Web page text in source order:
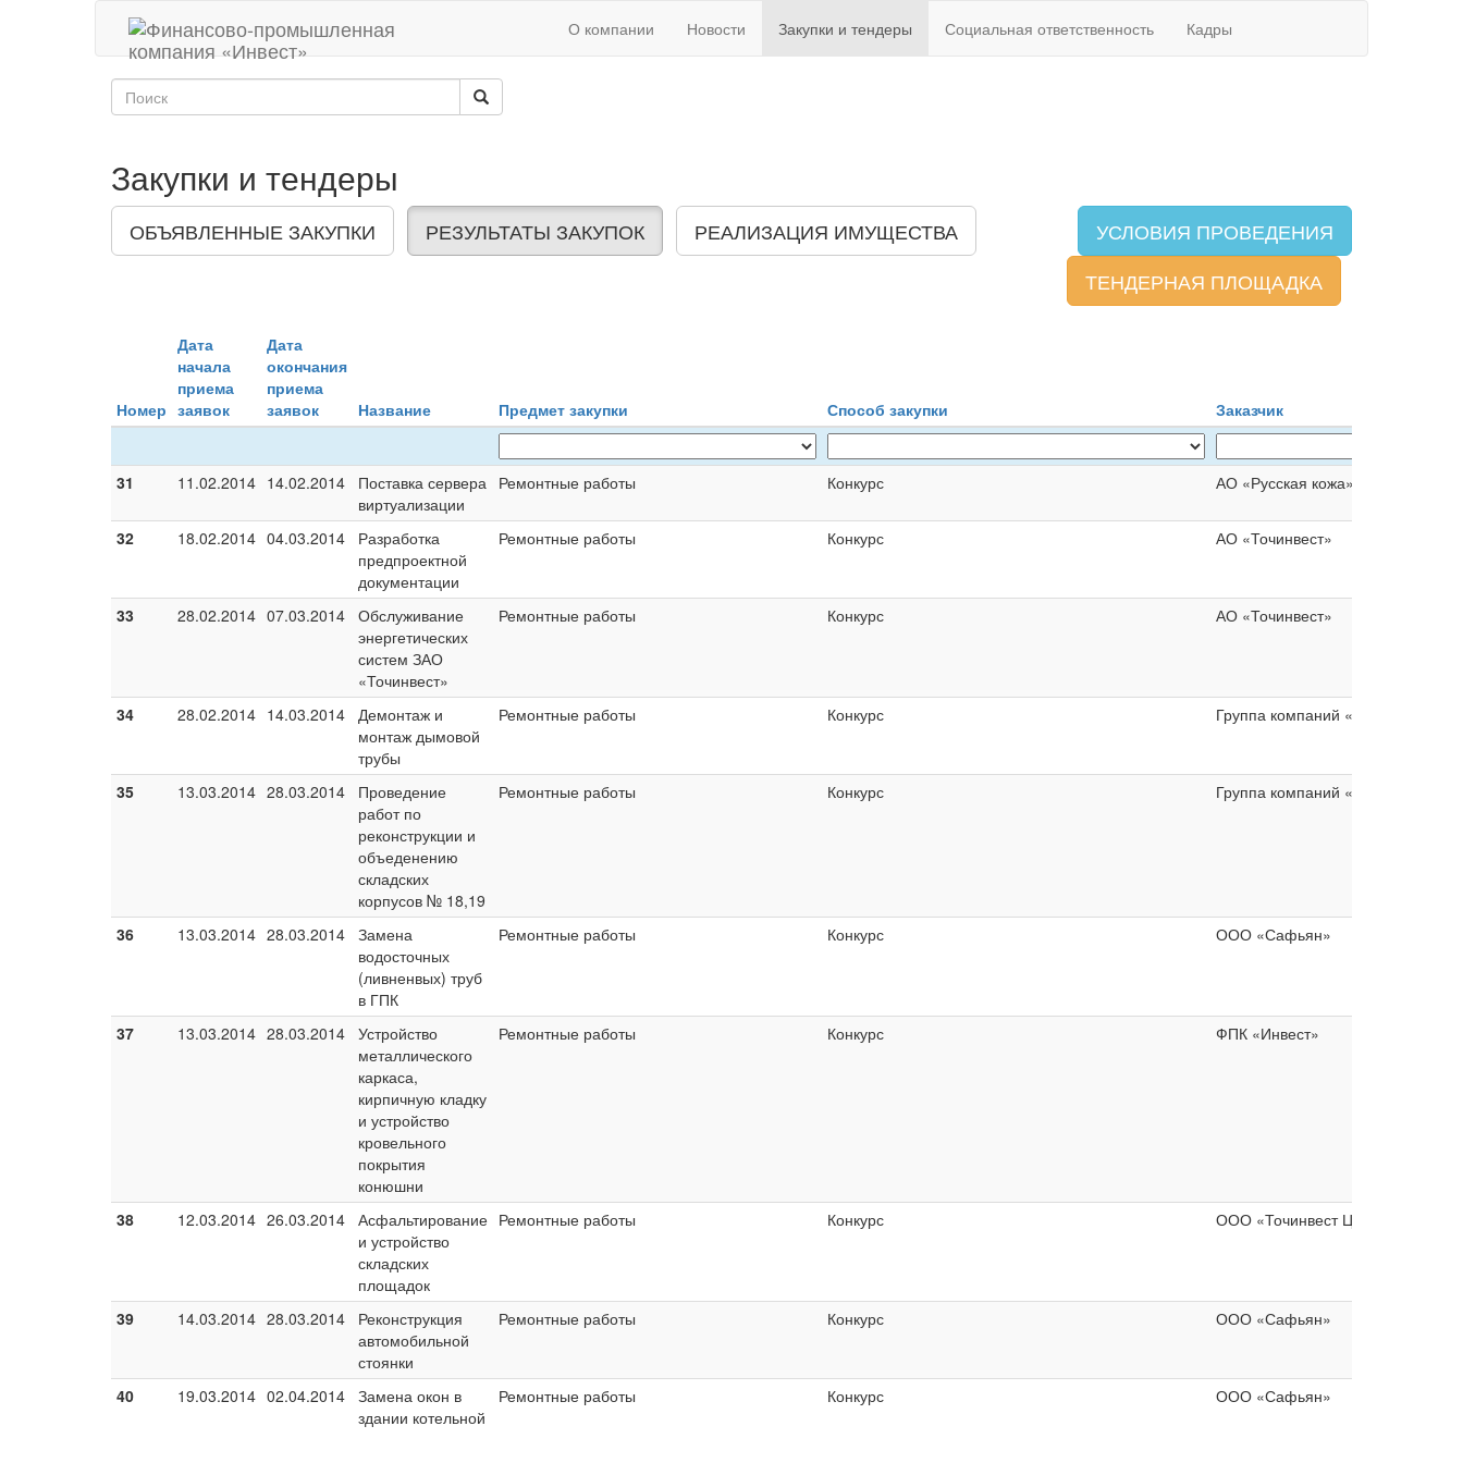
О компании Новости Закупки и тендеры Социальная ответственность Кадры
Закупки и тендеры
ОБЪЯВЛЕННЫЕ ЗАКУПКИ РЕЗУЛЬТАТЫ ЗАКУПОК РЕАЛИЗАЦИЯ ИМУЩЕСТВА
УСЛОВИЯ ПРОВЕДЕНИЯ
ТЕНДЕРНАЯ ПЛОЩАДКА
Номер
Дата
начала
приема
заявок
Дата
окончания
приема
заявок
Название Предмет закупки Способ закупки Заказчик
31 11.02.2014 14.02.2014
Поставка сервера
виртуализации
Ремонтные работы Конкурс АО «Русская кожа»
32 18.02.2014 04.03.2014
Разработка
предпроектной
документации
Ремонтные работы Конкурс АО «Точинвест»
33 28.02.2014 07.03.2014 Обслуживание
энергетических
систем ЗАО
«Точинвест»
Ремонтные работы Конкурс АО «Точинвест»
34 28.02.2014 14.03.2014 Демонтаж и
монтаж дымовой
трубы
Ремонтные работы Конкурс Группа компаний «Теплоприбор»
35 13.03.2014 28.03.2014
Проведение
работ по
реконструкции и
объеденению
складских
корпусов № 18,19
Ремонтные работы Конкурс Группа компаний «Теплоприбор»
36 13.03.2014 28.03.2014 Замена
водосточных
(ливненвых) труб
в ГПК
Ремонтные работы Конкурс ООО «Сафьян»
37 13.03.2014 28.03.2014 Устройство
металлического
каркаса,
кирпичную кладку
и устройство
кровельного
покрытия
конюшни
Ремонтные работы Конкурс ФПК «Инвест»
38 12.03.2014 26.03.2014 Асфальтирование
и устройство
складских
площадок
Ремонтные работы Конкурс ООО «Точинвест Цинк»
39 14.03.2014 28.03.2014
Реконструкция
автомобильной
стоянки
Ремонтные работы Конкурс ООО «Сафьян»
40 19.03.2014 02.04.2014 Замена окон в
здании котельной
Ремонтные работы Конкурс ООО «Сафьян»